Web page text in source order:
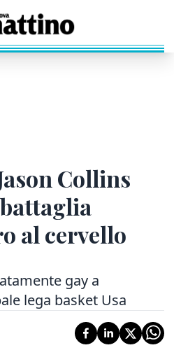
Collins
al cervello
gay a
lega basket Usa